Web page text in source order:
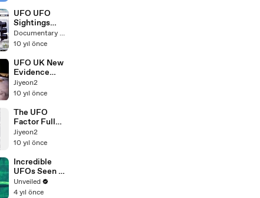
UFO UFO
Sightings
UFO Footage
UFO
(HD)
Documentary Galaxy HD
10 yıl önce
UFO UK New
Evidence
UFO
Documentarie
Jiyeon2
10 yıl önce
The UFO
Factor Full
UFO
Documentarie
Jiyeon2
10 yıl önce
Incredible
UFOs Seen By
Plane
Passengers |
Unveiled
4 yıl önce